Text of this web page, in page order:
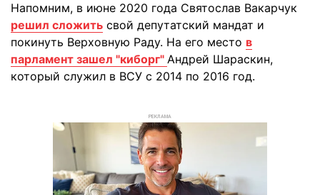
Напомним, в июне 2020 года Святослав Вакарчук
решил сложить свой депутатский мандат и
покинуть Верховную Раду. На его место в
парламент зашел "киборг" Андрей Шараскин,
который служил в ВСУ с 2014 по 2016 год.
РЕКЛАМА